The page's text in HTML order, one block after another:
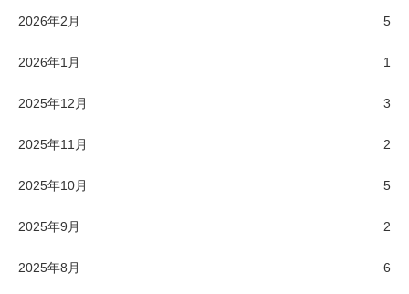
2026年2月 5
2026年1月 1
2025年12月 3
2025年11月 2
2025年10月 5
2025年9月 2
2025年8月 6